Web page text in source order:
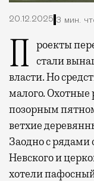
20.12.2025 3 мин.
Проекты перестройки Москвы большевики стали
власти. Но
малого.
позорным
ветхие
Заодно с рядами
Невского и
хотели